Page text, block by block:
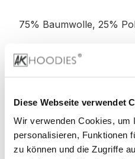
Diese Webseite verwendet
Wir verwenden Cookies, um
personalisieren, Funktionen
zu können und die Zugriffe
75% Baumwolle, 25%
52% Baumwolle, 48%
Heather)